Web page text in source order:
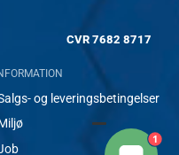
CVR 7682 8717
og leveringsbetingelser
1